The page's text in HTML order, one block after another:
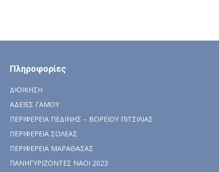
Πληροφορίες
ΔΙΟΙΚΗΣΗ
ΑΔΕΙΕΣ ΓΑΜΟΥ
ΠΕΡΙΦΕΡΕΙΑ ΠΕΔΙΝΗΣ – ΒΟΡΕΙΟΥ ΠΙΤΣΙΛΙΑΣ
ΠΕΡΙΦΕΡΕΙΑ ΣΟΛΕΑΣ
ΠΕΡΙΦΕΡΕΙΑ ΜΑΡΑΘΑΣΑΣ
ΠΑΝΗΓΥΡΙΖΟΝΤΕΣ ΝΑΟΙ 2023